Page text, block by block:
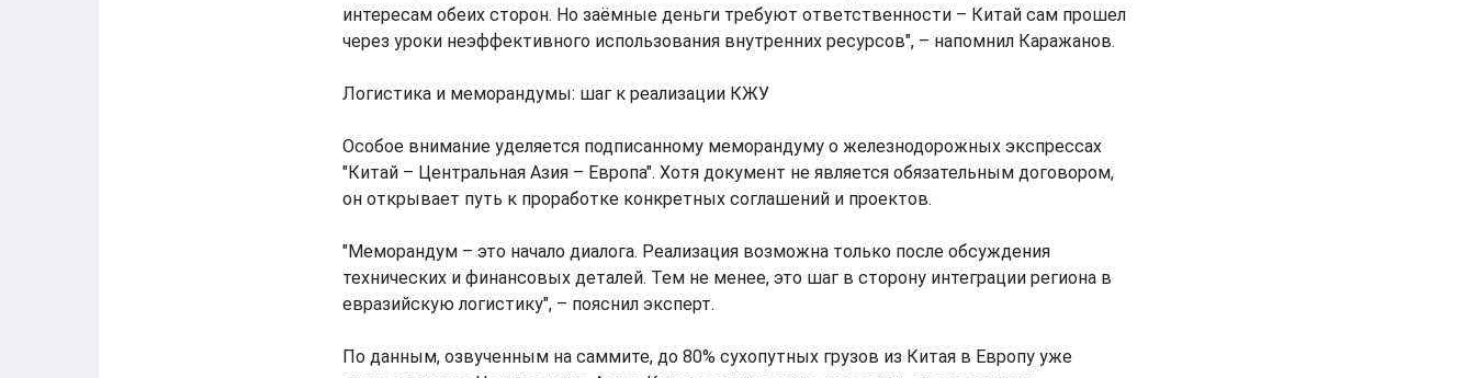
интересам обеих сторон. Но заёмные деньги требуют ответственности – Китай сам прошел
через уроки неэффективного использования внутренних ресурсов", – напомнил Каражанов.
Логистика и меморандумы: шаг к реализации КЖУ
Особое внимание уделяется подписанному меморандуму о железнодорожных экспрессах
"Китай – Центральная Азия – Европа". Хотя документ не является обязательным договором,
он открывает путь к проработке конкретных соглашений и проектов.
"Меморандум – это начало диалога. Реализация возможна только после обсуждения
технических и финансовых деталей. Тем не менее, это шаг в сторону интеграции региона в
евразийскую логистику", – пояснил эксперт.
По данным, озвученным на саммите, до 80% сухопутных грузов из Китая в Европу уже